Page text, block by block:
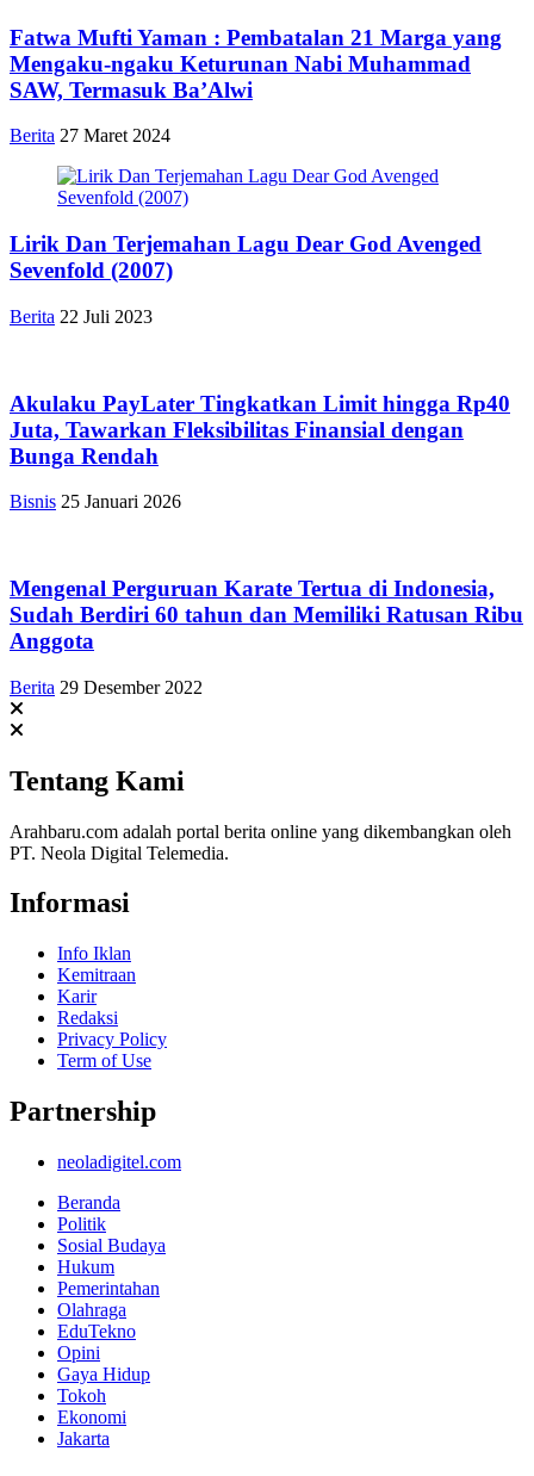
Fatwa Mufti Yaman : Pembatalan 21 Marga yang
Mengaku-ngaku Keturunan Nabi Muhammad
SAW, Termasuk Ba’Alwi
Berita 27 Maret 2024
Lirik Dan Terjemahan Lagu Dear God Avenged
Sevenfold (2007)
Berita 22 Juli 2023
Akulaku PayLater Tingkatkan Limit hingga Rp40
Juta, Tawarkan Fleksibilitas Finansial dengan
Bunga Rendah
Bisnis 25 Januari 2026
Mengenal Perguruan Karate Tertua di Indonesia,
Sudah Berdiri 60 tahun dan Memiliki Ratusan Ribu
Anggota
Berita 29 Desember 2022
Tentang Kami
Arahbaru.com adalah portal berita online yang dikembangkan oleh
PT. Neola Digital Telemedia.
Informasi
Info Iklan
Kemitraan
Karir
Redaksi
Privacy Policy
Term of Use
Partnership
neoladigitel.com
Beranda
Politik
Sosial Budaya
Hukum
Pemerintahan
Olahraga
EduTekno
Opini
Gaya Hidup
Tokoh
Ekonomi
Jakarta